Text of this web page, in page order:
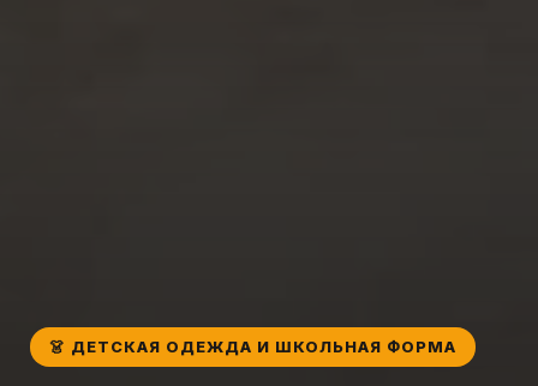
👗 ДЕТСКАЯ ОДЕЖДА И ШКОЛЬНАЯ ФОРМА